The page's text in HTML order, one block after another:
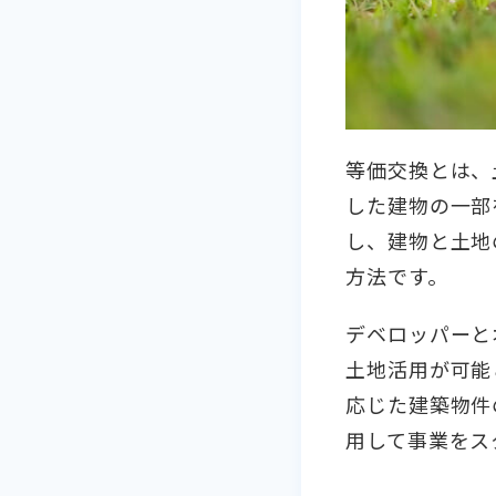
等価交換とは
した建物の一
し、建物と土
方法です。
デベロッパー
土地活用が可
応じた建築物
用して事業を